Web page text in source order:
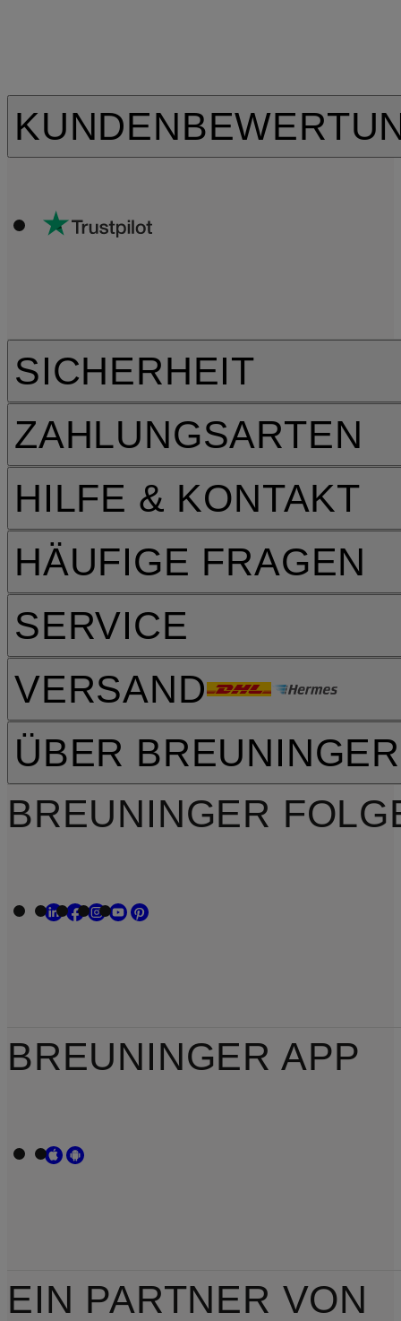
HILFE & KONTAKT
HÄUFIGE FRAGEN
SERVICE
VERSAND
SICHERHEIT
ZAHLUNGSARTEN
ÜBER BREUNINGER
EIN PARTNER VON
BREUNINGER
BREUNINGER APP